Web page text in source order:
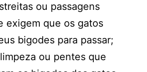
ou passagens
exigem que os gatos
bigodes para passar;
ou pentes que